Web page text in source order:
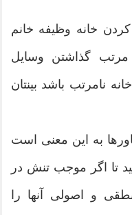
خانه وظیفه خانم
گذاشتن وسایل
نامرتب باشد بینتان
به این معنی است
تا اگر موجب تنش در
و اصولی آنها را